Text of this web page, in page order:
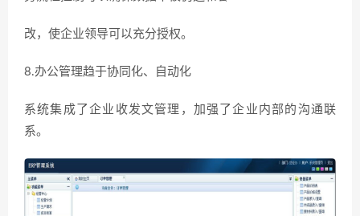
改，使企业领导可以充分授权。
8.办公管理趋于协同化、自动化
系统集成了企业收发文管理，加强了企业内部的沟通联
系。